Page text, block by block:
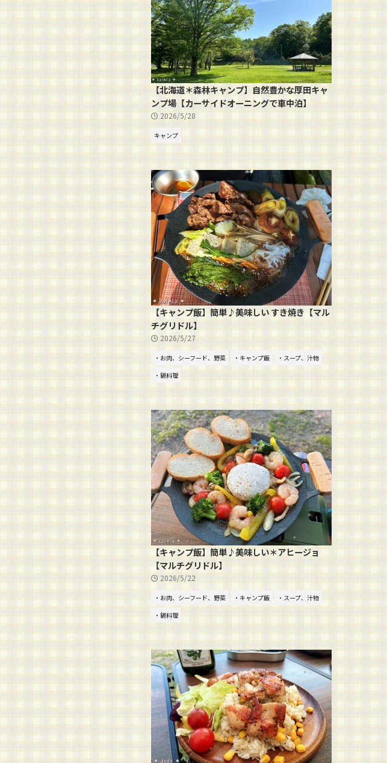
【北海道＊森林キャンプ】自然豊かな厚田キャ
ンプ場【カーサイドオーニングで車中泊】
2026/5/28
キャンプ
【キャンプ飯】簡単♪美味しい すき焼き【マル
チグリドル】
2026/5/27
・お肉、シーフード、野菜 ・キャンプ飯
・スープ、汁物
・鍋料理
【キャンプ飯】簡単♪美味しい＊アヒージョ
【マルチグリドル】
2026/5/22
・お肉、シーフード、野菜 ・キャンプ飯
・スープ、汁物
・鍋料理